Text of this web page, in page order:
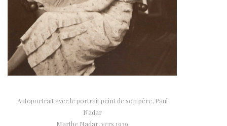
Autoportrait avec le portrait peint de son père, Paul
Nadar
Marthe Nadar, vers 1939